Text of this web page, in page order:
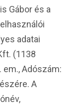
Gábor és a
adatai
(1138
em., Adószám:
A